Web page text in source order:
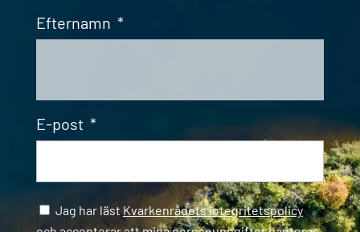
Efternamn *
E-post *
Samtycke *
Jag har läst Kvarkenrådets integritetspolicy